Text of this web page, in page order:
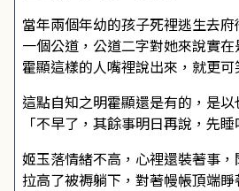
當年兩個年幼的孩子死裡逃生去
一個公道，公道二字對她來說實
霍顯這樣的人嘴裡說出來，就更可
這點自知之明霍顯還是有的，是以
「不早了，其餘事明日再說，先睡
姬玉落情緒不高，心裡還裝著事
拉高了被褥躺下，對著幔帳頂端睜